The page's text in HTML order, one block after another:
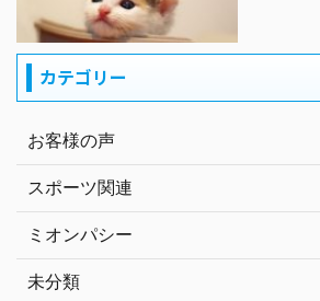
カテゴリー
お客様の声
スポーツ関連
ミオンパシー
未分類